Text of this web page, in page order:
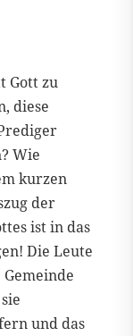
Gott zu
diese
Wie
kurzen
der
ist in das
Die Leute
und das